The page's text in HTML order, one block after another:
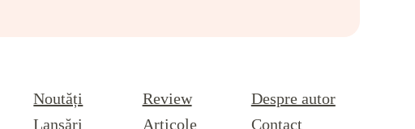
Noutăți
Lansări
Review
Articole
Despre autor
Contact